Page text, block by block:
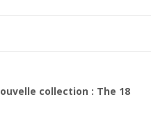
collection : The 18